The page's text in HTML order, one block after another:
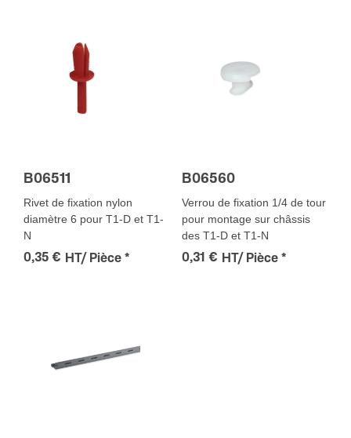
B06511
Rivet de fixation nylon
diamètre 6 pour T1-D et T1-
N
0,35 € HT/ Pièce *
B06560
Verrou de fixation 1/4 de tour
pour montage sur châssis
des T1-D et T1-N
0,31 € HT/ Pièce *